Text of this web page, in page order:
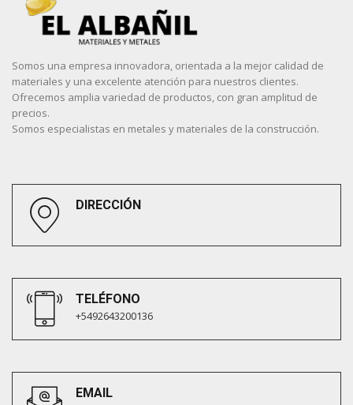
Somos una empresa innovadora, orientada a la mejor calidad de
materiales y una excelente atención para nuestros clientes.
Ofrecemos amplia variedad de productos, con gran amplitud de
precios.
Somos especialistas en metales y materiales de la construcción.
DIRECCIÓN
TELÉFONO
+5492643200136
EMAIL